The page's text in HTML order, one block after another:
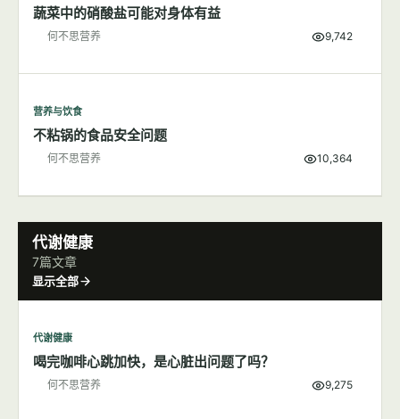
蔬菜中的硝酸盐可能对身体有益
何不思营养 9,742
营养与饮食
不粘锅的食品安全问题
何不思营养 10,364
代谢健康
7篇文章
显示全部
代谢健康
喝完咖啡心跳加快，是心脏出问题了吗？
何不思营养 9,275